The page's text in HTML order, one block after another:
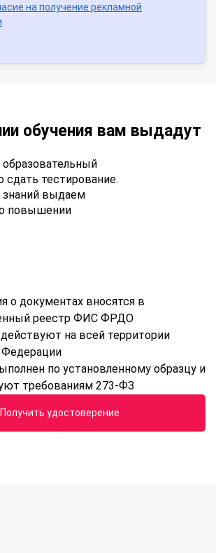
на получение рекламной
обучения вам выдадут
сдать тестирование.
знаний выдаем
повышении
о документах вносятся в
реестр ФИС ФРДО
на всей территории
по установленному образцу и
требованиям 273-ФЗ
Получить удостоверение